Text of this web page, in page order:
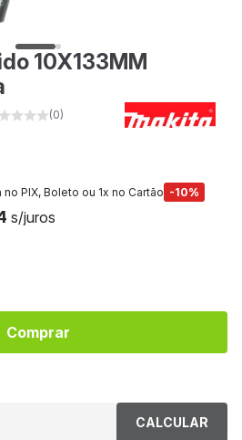
10X133MM
(0)
no PIX, Boleto ou 1x no Cartão -10%
s/juros
Comprar
CALCULAR